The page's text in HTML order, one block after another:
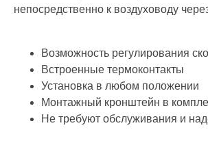
непосредственно к воздуховоду
Возможность регулирования
Встроенные термоконтакты
Установка в любом положении
Монтажный кронштейн в
Не требуют обслуживания и